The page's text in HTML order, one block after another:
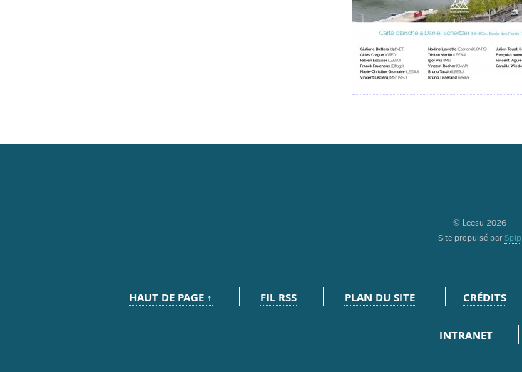
© Leesu 2026
Site propulsé parSpip
HAUT DE PAGE ↑ FIL RSS PLAN DU SITE CRÉDITS
INTRANET